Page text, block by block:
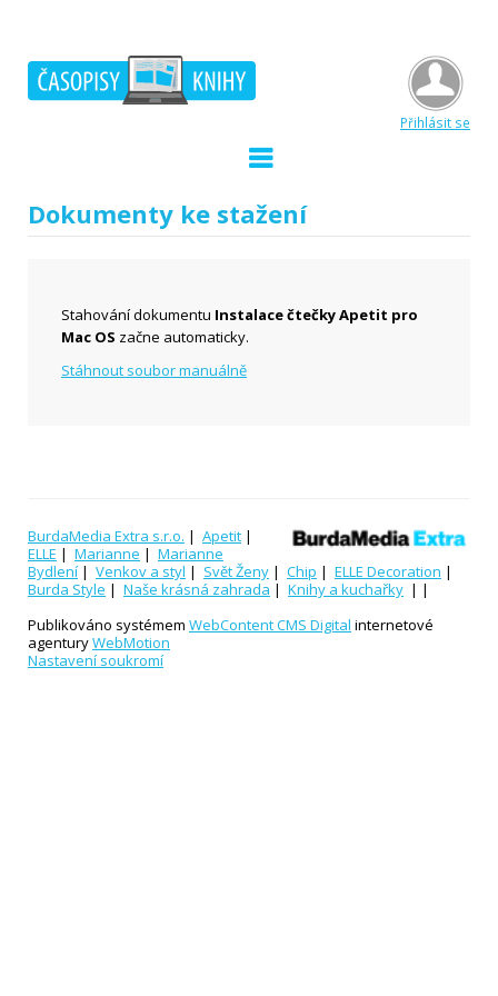
Přihlásit se
Dokumenty ke stažení
Stahování dokumentu Instalace čtečky Apetit pro
Mac OS začne automaticky.
Stáhnout soubor manuálně
BurdaMedia Extra s.r.o. | Apetit |
ELLE | Marianne | Marianne
Bydlení | Venkov a styl | Svět Ženy | Chip | ELLE Decoration |
Burda Style | Naše krásná zahrada | Knihy a kuchařky | |
Publikováno systémem WebContent CMS Digital internetové
agenturyWebMotion
Nastavení soukromí